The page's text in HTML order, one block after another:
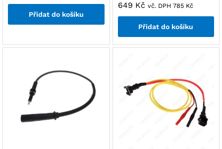
Přidat do košíku
649 Kč vč. DPH 785 Kč
Přidat do košíku